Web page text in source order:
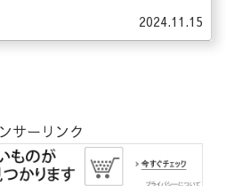
耐病性もあるので、とても丈夫で育てやすい常
す。
2024.11.15
サーリンク